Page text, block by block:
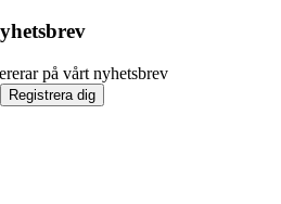
på vårt nyhetsbrev
Registrera dig